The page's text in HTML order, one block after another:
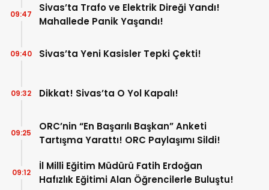
Sivas’ta Trafo ve Elektrik Direği Yandı!
Mahallede Panik Yaşandı!
09:47
Sivas’ta Yeni Kasisler Tepki Çekti!
09:40
Dikkat! Sivas’ta O Yol Kapalı!
09:32
ORC’nin “En Başarılı Başkan” Anketi
Tartışma Yarattı! ORC Paylaşımı Sildi!
09:25
İl Milli Eğitim Müdürü Fatih Erdoğan
Hafızlık Eğitimi Alan Öğrencilerle Buluştu!
09:12